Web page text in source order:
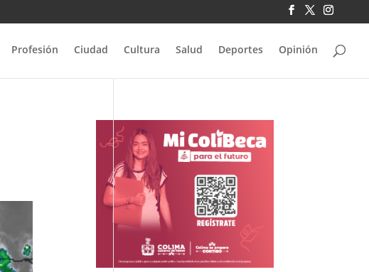
Profesión Ciudad Cultura Salud Deportes Opinión